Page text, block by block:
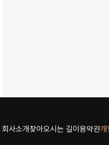
회사소개찾아오시는 길이용약관개